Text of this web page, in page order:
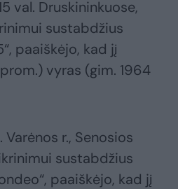
val. Druskininkuose,
sustabdžius
paaiškėjo, kad jį
vyras (gim. 1964
r., Senosios
sustabdžius
paaiškėjo, kad jį